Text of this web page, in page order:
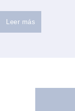
Leer más